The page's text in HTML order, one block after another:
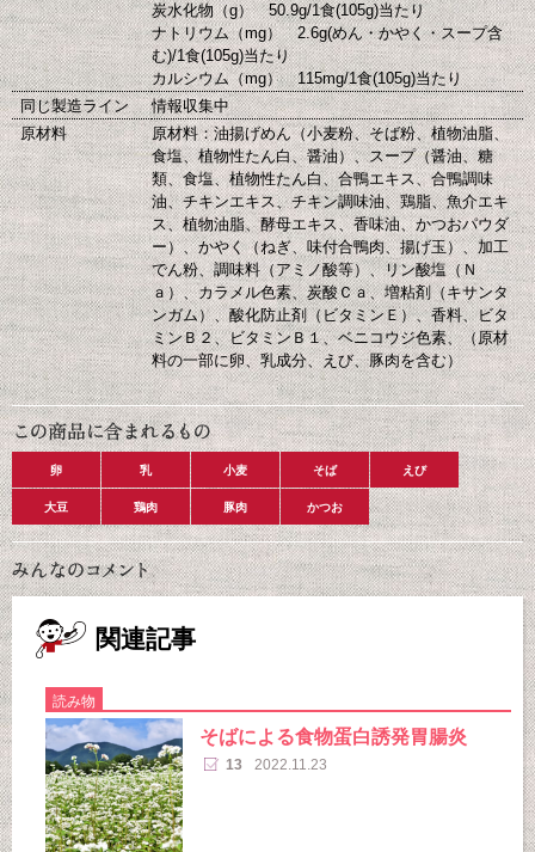
炭水化物（g） 50.9g/1食(105g)当たり
ナトリウム（mg） 2.6g(めん・かやく・スープ含
む)/1食(105g)当たり
カルシウム（mg） 115mg/1食(105g)当たり
同じ製造ライン
情報収集中
原材料
原材料：油揚げめん（小麦粉、そば粉、植物油脂、
食塩、植物性たん白、醤油）、スープ（醤油、糖
類、食塩、植物性たん白、合鴨エキス、合鴨調味
油、チキンエキス、チキン調味油、鶏脂、魚介エキ
ス、植物油脂、酵母エキス、香味油、かつおパウダ
ー）、かやく（ねぎ、味付合鴨肉、揚げ玉）、加工
でん粉、調味料（アミノ酸等）、リン酸塩（Ｎ
ａ）、カラメル色素、炭酸Ｃａ、増粘剤（キサンタ
ンガム）、酸化防止剤（ビタミンＥ）、香料、ビタ
ミンＢ２、ビタミンＢ１、ベニコウジ色素、（原材
料の一部に卵、乳成分、えび、豚肉を含む）
卵 乳 小麦 そば えび
大豆 鶏肉 豚肉 かつお
関連記事
読み物
そばによる食物蛋白誘発胃腸炎
13 2022.11.23